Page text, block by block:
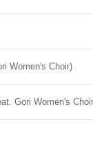
Women's Choir)
Gori Women's